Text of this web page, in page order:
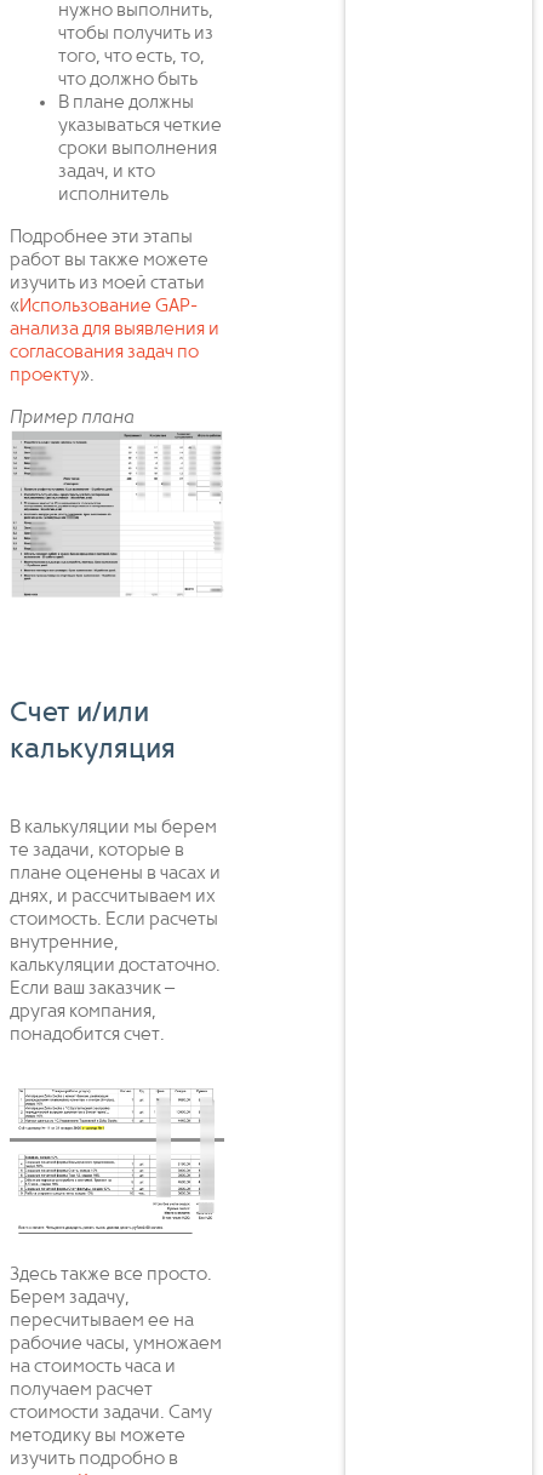
нужно выполнить,
чтобы получить из
того, что есть, то,
что должно быть
В плане должны
указываться четкие
сроки выполнения
задач, и кто
исполнитель
Подробнее эти этапы
работ вы также можете
изучить из моей статьи
«Использование GAP-
анализа для выявления и
согласования задач по
проекту».
Пример плана
Счет и/или
калькуляция
В калькуляции мы берем
те задачи, которые в
плане оценены в часах и
днях, и рассчитываем их
стоимость. Если расчеты
внутренние,
калькуляции достаточно.
Если ваш заказчик –
другая компания,
понадобится счет.
Здесь также все просто.
Берем задачу,
пересчитываем ее на
рабочие часы, умножаем
на стоимость часа и
получаем расчет
стоимости задачи. Саму
методику вы можете
изучить подробно в